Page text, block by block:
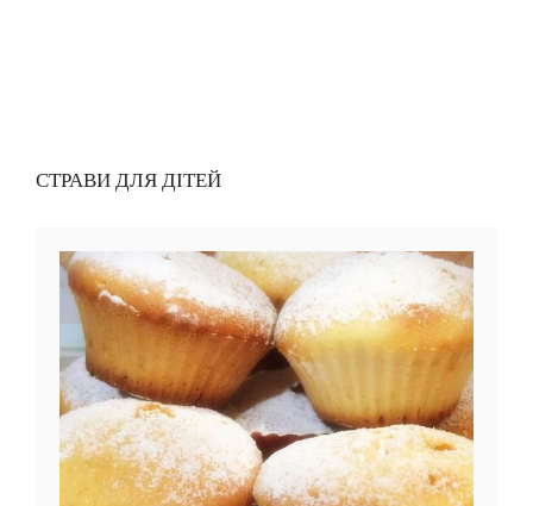
СТРАВИ ДЛЯ ДІТЕЙ